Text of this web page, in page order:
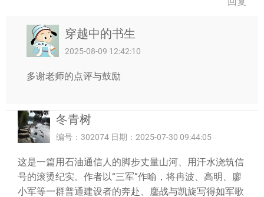
穿越中的书生
2025-08-09 12:42:10
多谢老师的点评与鼓励
冬青树
编号：302074 日期：2025-07-30 09:44:05
这是一篇用石油通信人的脚步丈量山河、用汗水浇筑信
号的滚烫纪实。作者以“三军”作喻，将冉波、高明、廖
小军等一群普通建设者的奔赴、鏖战与凯旋写得如军歌